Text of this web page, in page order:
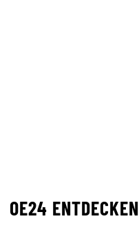
OE24 ENTDECKEN